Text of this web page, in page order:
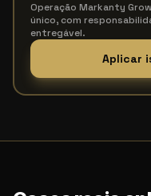
Operação Markanty
único, com
entregável.
Aplicar